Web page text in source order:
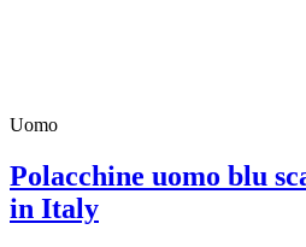
Uomo
Polacchine uomo blu
in Italy